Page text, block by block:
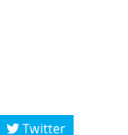
Twitter